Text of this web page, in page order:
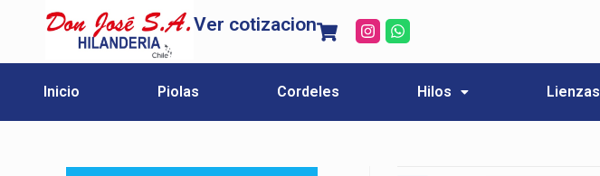
Ver cotizacion
Inicio Piolas Cordeles Hilos Lienzas